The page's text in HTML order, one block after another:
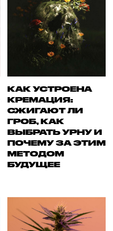
КАК УСТРОЕНА
КРЕМАЦИЯ:
СЖИГАЮТ ЛИ
ГРОБ, КАК
ВЫБРАТЬ УРНУ И
ПОЧЕМУ ЗА ЭТИМ
МЕТОДОМ
БУДУЩЕЕ